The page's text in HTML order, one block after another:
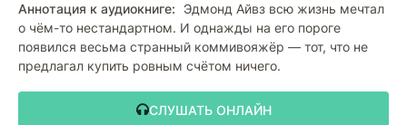
Аннотация к аудиокниге:
Эдмонд Айвз всю жизнь мечтал
о чём-то нестандартном. И однажды на его пороге
появился весьма странный коммивояжёр — тот, что не
предлагал купить ровным счётом ничего.
СЛУШАТЬ ОНЛАЙН